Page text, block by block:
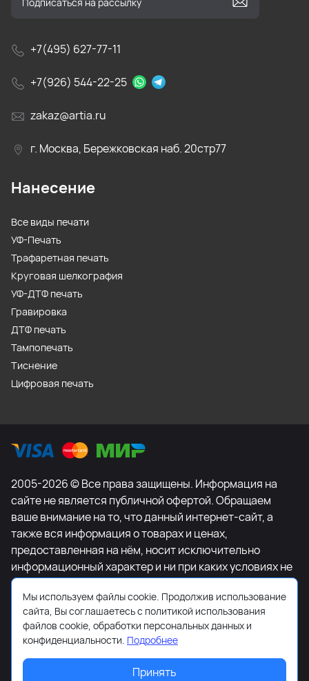
+7(495) 627-77-11
+7(926) 544-22-25
zakaz@artia.ru
г. Москва, Бережковская наб. 20стр77
Нанесение
Все виды печати
УФ-Печать
Трафаретная печать
Круговая шелкография
УФ-ДТФ печать
Гравировка
ДТФ печать
Тампопечать
Тиснение
Цифровая печать
2005-2026 © Все права защищены. Информация на
сайте не является публичной офертой. Обращаем
ваше внимание на то, что данный интернет-сайт, а
также вся информация о товарах и ценах,
предоставленная на нём, носит исключительно
информационный характер и ни при каких условиях не
является публичной офертой, определяемой
положениями Статьи 437 Гражданского кодекса
Российской Федерации. Для получения подробной
информации о наличии и стоимости указанных
товаров и (или) услуг, пожалуйста, обращайтесь к
менеджеру сайта с помощью специальной формы
Мы используем файлы cookie. Продолжив использование
сайта, Вы соглашаетесь с политикой использования
файлов cookie, обработки персональных данных и
конфиденциальности. Подробнее
Принять